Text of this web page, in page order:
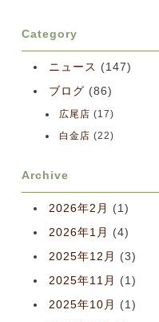
Category
ニュース (147)
ブログ (86)
広尾店 (17)
白金店 (22)
Archive
2026年2月
(1)
2026年1月
(4)
2025年12月
(3)
2025年11月
(1)
2025年10月
(1)